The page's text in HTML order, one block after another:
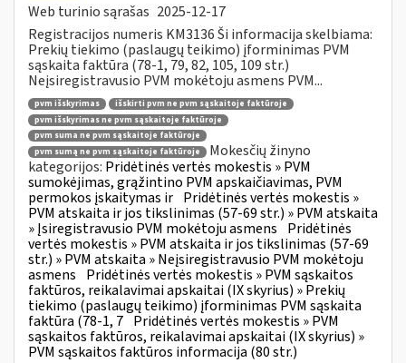
Web turinio sąrašas 2025-12-17
Registracijos numeris KM3136 Ši informacija skelbiama:
Prekių tiekimo (paslaugų teikimo) įforminimas PVM
sąskaita faktūra (78-1, 79, 82, 105, 109 str.)
Neįsiregistravusio PVM mokėtoju asmens PVM...
pvm išskyrimas
išskirti pvm ne pvm sąskaitoje faktūroje
pvm išskyrimas ne pvm sąskaitoje faktūroje
pvm suma ne pvm sąskaitoje faktūroje
pvm sumą ne pvm sąskaitoje faktūroje
Mokesčių žinyno
kategorijos: Pridėtinės vertės mokestis » PVM
sumokėjimas, grąžintino PVM apskaičiavimas, PVM
permokos įskaitymas ir Pridėtinės vertės mokestis »
PVM atskaita ir jos tikslinimas (57-69 str.) » PVM atskaita
» Įsiregistravusio PVM mokėtoju asmens Pridėtinės
vertės mokestis » PVM atskaita ir jos tikslinimas (57-69
str.) » PVM atskaita » Neįsiregistravusio PVM mokėtoju
asmens Pridėtinės vertės mokestis » PVM sąskaitos
faktūros, reikalavimai apskaitai (IX skyrius) » Prekių
tiekimo (paslaugų teikimo) įforminimas PVM sąskaita
faktūra (78-1, 7 Pridėtinės vertės mokestis » PVM
sąskaitos faktūros, reikalavimai apskaitai (IX skyrius) »
PVM sąskaitos faktūros informacija (80 str.)